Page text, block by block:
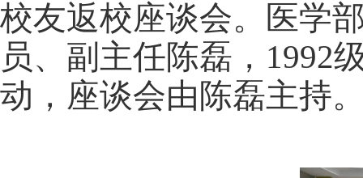
校友返校座谈会。医学
员、副主任陈磊，1992
动，座谈会由陈磊主持